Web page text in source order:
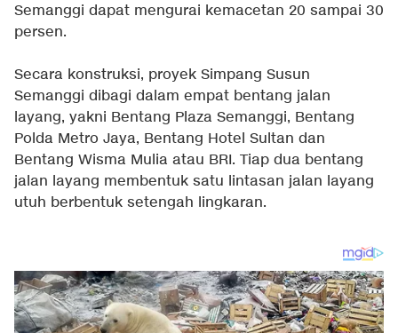
Semanggi dapat mengurai kemacetan 20 sampai 30
persen.
Secara konstruksi, proyek Simpang Susun
Semanggi dibagi dalam empat bentang jalan
layang, yakni Bentang Plaza Semanggi, Bentang
Polda Metro Jaya, Bentang Hotel Sultan dan
Bentang Wisma Mulia atau BRI. Tiap dua bentang
jalan layang membentuk satu lintasan jalan layang
utuh berbentuk setengah lingkaran.